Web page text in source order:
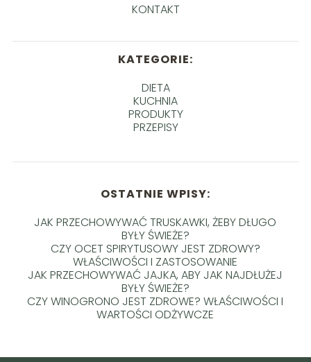
KONTAKT
KATEGORIE:
DIETA
KUCHNIA
PRODUKTY
PRZEPISY
OSTATNIE WPISY:
JAK PRZECHOWYWAĆ TRUSKAWKI, ŻEBY DŁUGO
BYŁY ŚWIEŻE?
CZY OCET SPIRYTUSOWY JEST ZDROWY?
WŁAŚCIWOŚCI I ZASTOSOWANIE
JAK PRZECHOWYWAĆ JAJKA, ABY JAK NAJDŁUŻEJ
BYŁY ŚWIEŻE?
CZY WINOGRONO JEST ZDROWE? WŁAŚCIWOŚCI I
WARTOŚCI ODŻYWCZE